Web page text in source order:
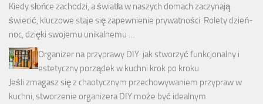
Kiedy słońce zachodzi, a światła w naszych domach zaczynają
świecić, kluczowe staje się zapewnienie prywatności. Rolety dzień-
noc, dzięki swojemu unikalnemu …
Organizer na przyprawy DIY: jak stworzyć funkcjonalny i
estetyczny porządek w kuchni krok po kroku
Jeśli zmagasz się z chaotycznym przechowywaniem przypraw w
kuchni, stworzenie organizera DIY może być idealnym